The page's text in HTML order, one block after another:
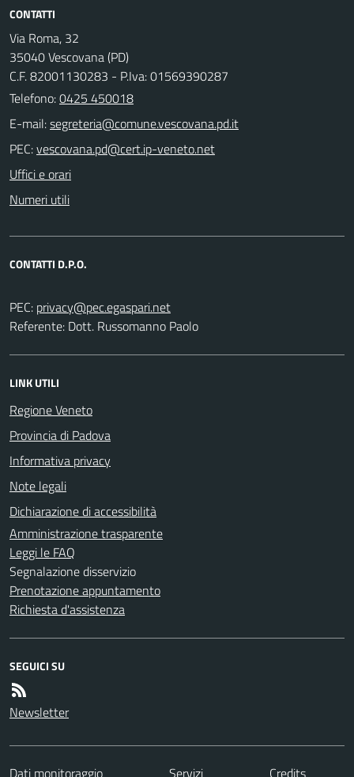
CONTATTI
Via Roma, 32
35040 Vescovana (PD)
C.F. 82001130283 - P.Iva: 01569390287
Telefono:0425 450018
E-mail:
PEC:
Uffici e orari
Numeri utili
CONTATTI D.P.O.
PEC:
Referente: Dott. Russomanno Paolo
LINK UTILI
Regione Veneto
Provincia di Padova
Informativa privacy
Note legali
Dichiarazione di accessibilità
Amministrazione trasparente
Leggi le FAQ
Segnalazione disservizio
Prenotazione appuntamento
Richiesta d'assistenza
SEGUICI SU
Newsletter
Dati monitoraggio Servizi Credits